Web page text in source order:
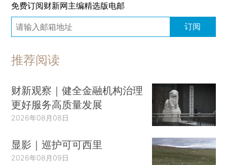
免费订阅财新网主编精选版电邮
订阅
推荐阅读
财新观察｜健全金融机构治理
更好服务高质量发展
2026年08月08日
显影｜巡护可可西里
2026年08月09日